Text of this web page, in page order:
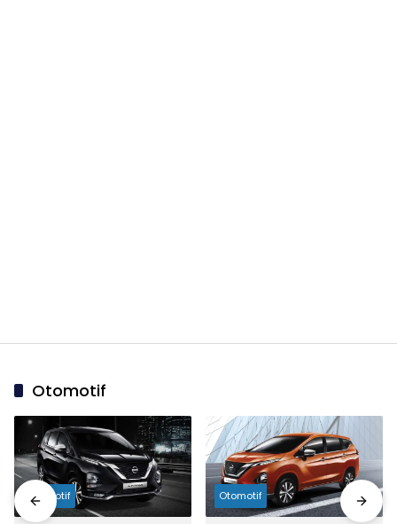
Otomotif
Otomotif Otomotif